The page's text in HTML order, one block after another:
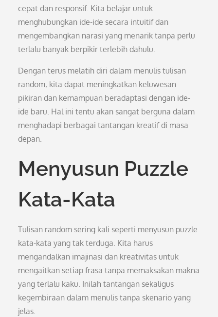
cepat dan responsif. Kita belajar untuk
menghubungkan ide-ide secara intuitif dan
mengembangkan narasi yang menarik tanpa perlu
terlalu banyak berpikir terlebih dahulu.
Dengan terus melatih diri dalam menulis tulisan
random, kita dapat meningkatkan keluwesan
pikiran dan kemampuan beradaptasi dengan ide-
ide baru. Hal ini tentu akan sangat berguna dalam
menghadapi berbagai tantangan kreatif di masa
depan.
Menyusun Puzzle
Kata-Kata
Tulisan random sering kali seperti menyusun puzzle
kata-kata yang tak terduga. Kita harus
mengandalkan imajinasi dan kreativitas untuk
mengaitkan setiap frasa tanpa memaksakan makna
yang terlalu kaku. Inilah tantangan sekaligus
kegembiraan dalam menulis tanpa skenario yang
jelas.